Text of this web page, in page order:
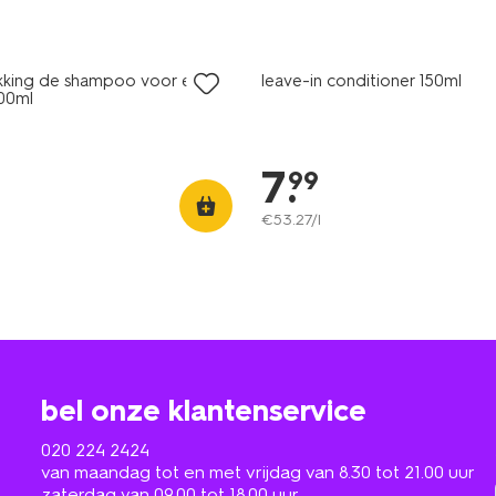
de shampoo voor elk
leave-in conditioner 150ml
7.
99
€53.27/l
bel onze klantenservice
020 224 2424
van maandag tot en met vrijdag van 8.30 tot 21.00 uur